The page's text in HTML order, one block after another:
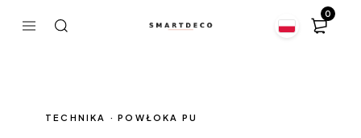
0
TECHNIKA · POWŁOKA PU